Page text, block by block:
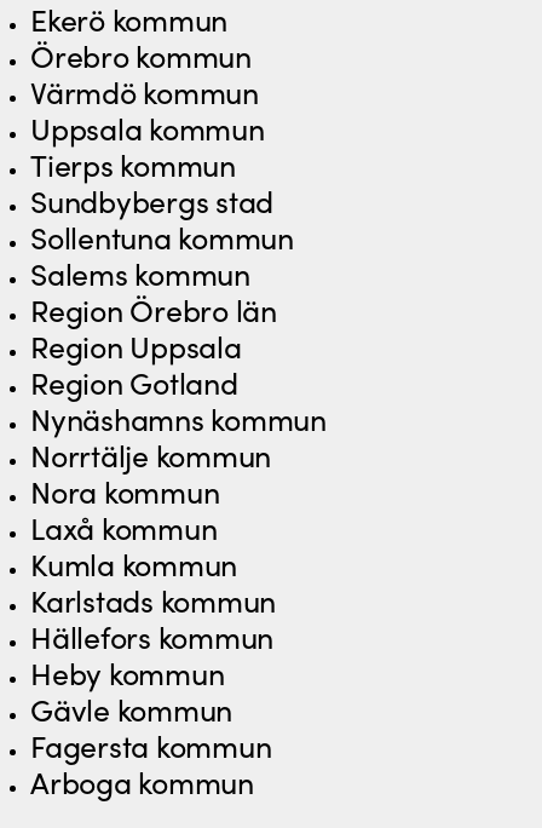
Ekerö kommun
Örebro kommun
Värmdö kommun
Uppsala kommun
Tierps kommun
Sundbybergs stad
Sollentuna kommun
Salems kommun
Region Örebro län
Region Uppsala
Region Gotland
Nynäshamns kommun
Norrtälje kommun
Nora kommun
Laxå kommun
Kumla kommun
Karlstads kommun
Hällefors kommun
Heby kommun
Gävle kommun
Fagersta kommun
Arboga kommun